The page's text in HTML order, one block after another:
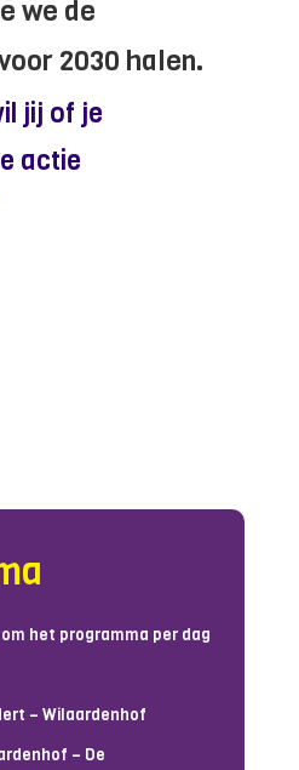
we de
2030 halen.
jij of je
actie
het programma per dag
– Wilaardenhof
– De